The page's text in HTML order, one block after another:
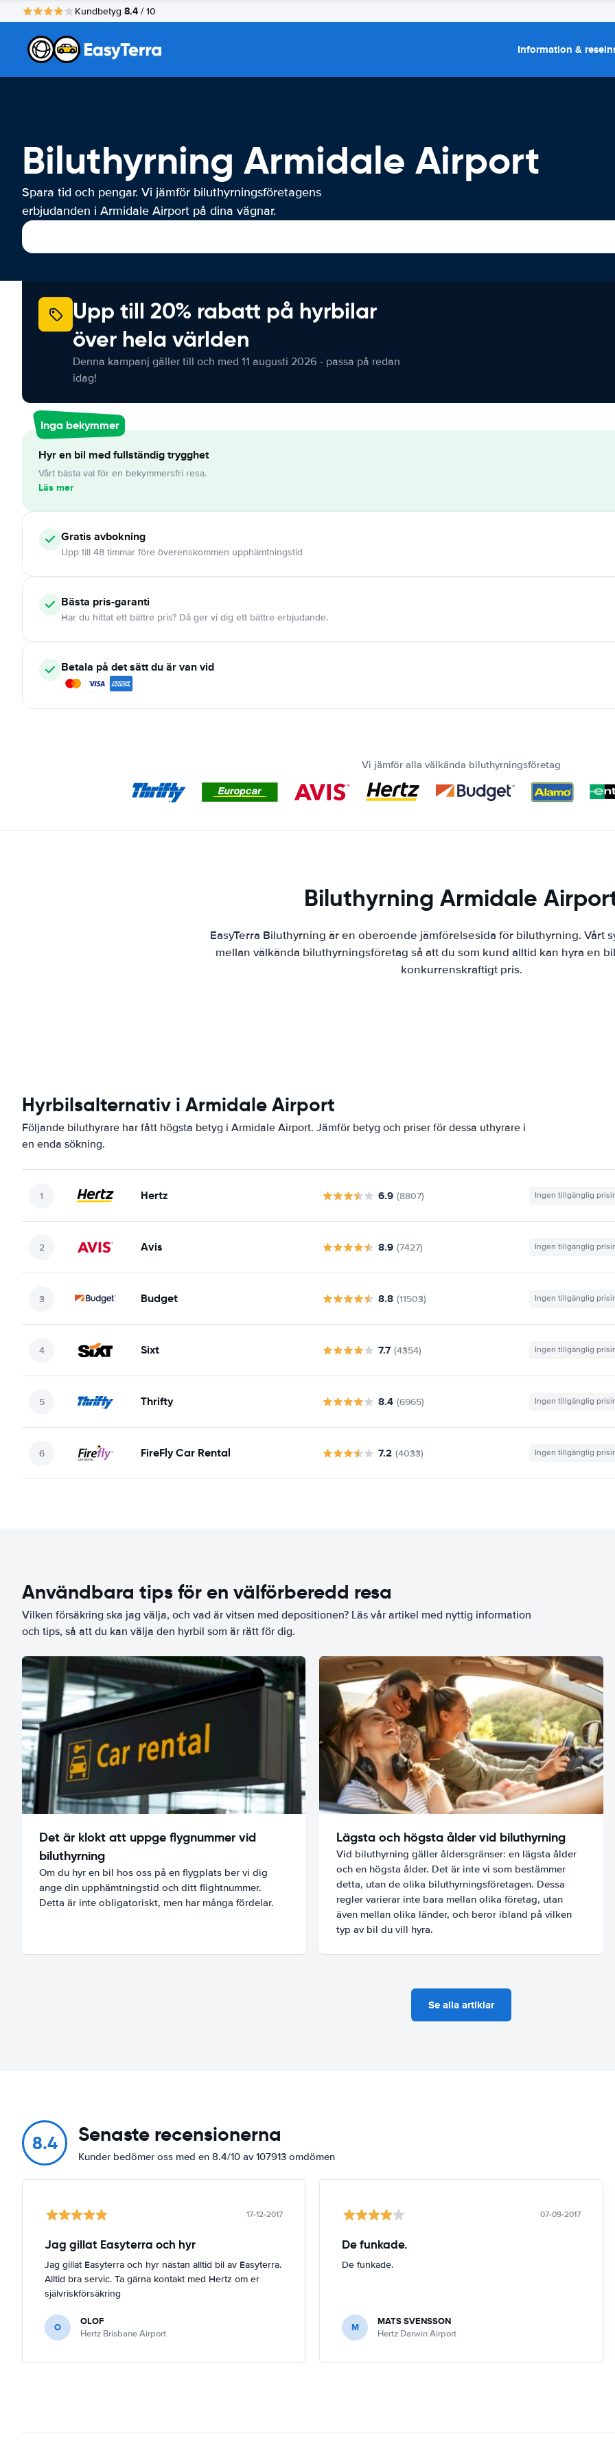
Kundbetyg 8.4 / 10
Information &
Biluthyrning Armidale Airport
Spara tid och pengar. Vi jämför biluthyrningsföretagens
erbjudanden i Armidale Airport på dina vägnar.
Upp till 20% rabatt på hyrbilar
över hela världen
Denna kampanj gäller till och med 11 augusti 2026 - passa på redan
idag!
Inga bekymmer
Hyr en bil med fullständig trygghet
Vårt bästa val för en bekymmersfri resa.
Läs mer
Gratis avbokning
Upp till 48 timmar före överenskommen upphämtningstid
Bästa pris-garanti
Har du hittat ett bättre pris? Då ger vi dig ett bättre erbjudande.
Betala på det sätt du är van vid
Vi jämför alla välkända biluthyrningsföretag
Biluthyrning Armidale
EasyTerra Biluthyrning är en oberoende jämförelsesida för biluthyrning. Vårt
mellan välkända biluthyrningsföretag så att du som kund alltid kan hyra en
konkurrenskraftigt pris.
Hyrbilsalternativ i Armidale Airport
Följande biluthyrare har fått högsta betyg i Armidale Airport. Jämför betyg och priser för dessa uthyrare i
en enda sökning.
Hertz 6.9 (8807) Ingen tillgänglig
Avis 8.9 (7427) Ingen tillgänglig
Budget 8.8 (11503) Ingen tillgänglig
Sixt 7.7 (4354) Ingen tillgänglig
Thrifty 8.4 (6965) Ingen tillgänglig
FireFly Car Rental 7.2 (4033) Ingen tillgänglig
Användbara tips för en välförberedd resa
Vilken försäkring ska jag välja, och vad är vitsen med depositionen? Läs vår artikel med nyttig information
och tips, så att du kan välja den hyrbil som är rätt för dig.
Det är klokt att uppge flygnummer vid
biluthyrning
Om du hyr en bil hos oss på en flygplats ber vi dig
ange din upphämtningstid och ditt flightnummer.
Detta är inte obligatoriskt, men har många fördelar.
Lägsta och högsta ålder vid biluthyrning
Vid biluthyrning gäller åldersgränser: en lägsta ålder
och en högsta ålder. Det är inte vi som bestämmer
detta, utan de olika biluthyrningsföretagen. Dessa
regler varierar inte bara mellan olika företag, utan
även mellan olika länder, och beror ibland på vilken
typ av bil du vill hyra.
Se alla artiklar
8.4 Senaste recensionerna
Kunder bedömer oss med en 8.4/10 av 107913 omdömen
17-12-2017
Jag gillat Easyterra och hyr
Jag gillat Easyterra och hyr nästan alltid bil av Easyterra.
Alltid bra servic. Ta gärna kontakt med Hertz om er
självriskförsäkring
O OLOF
Hertz Brisbane Airport
07-09-2017
De funkade.
De funkade.
M MATS SVENSSON
Hertz Darwin Airport